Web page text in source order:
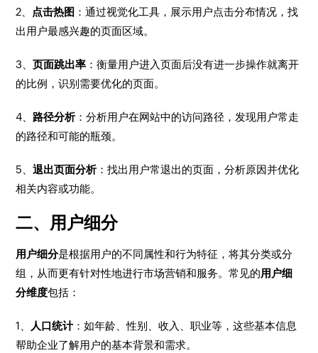
2、 点击热图 ：通过视觉化工具，展示用户点击分布情况，找
出用户最感兴趣的页面区域。
3、页面跳出率 ：衡量用户进入页面后没有进一步操作就离开
的比例，识别需要优化的页面。
4、 路径分析：分析用户在网站中的访问路径，发现用户常走
的路径和可能的瓶颈。
5、退出页面分析：找出用户常退出的页面，分析原因并优化
相关内容或功能。
二、用户细分
用户细分是根据用户的不同属性和行为特征，将其分类或分
组，从而更有针对性地进行市场营销和服务。常见的用户细
分维度包括：
1、 人口统计：如年龄、性别、收入、职业等，这些基本信息
帮助企业了解用户的基本背景和需求。